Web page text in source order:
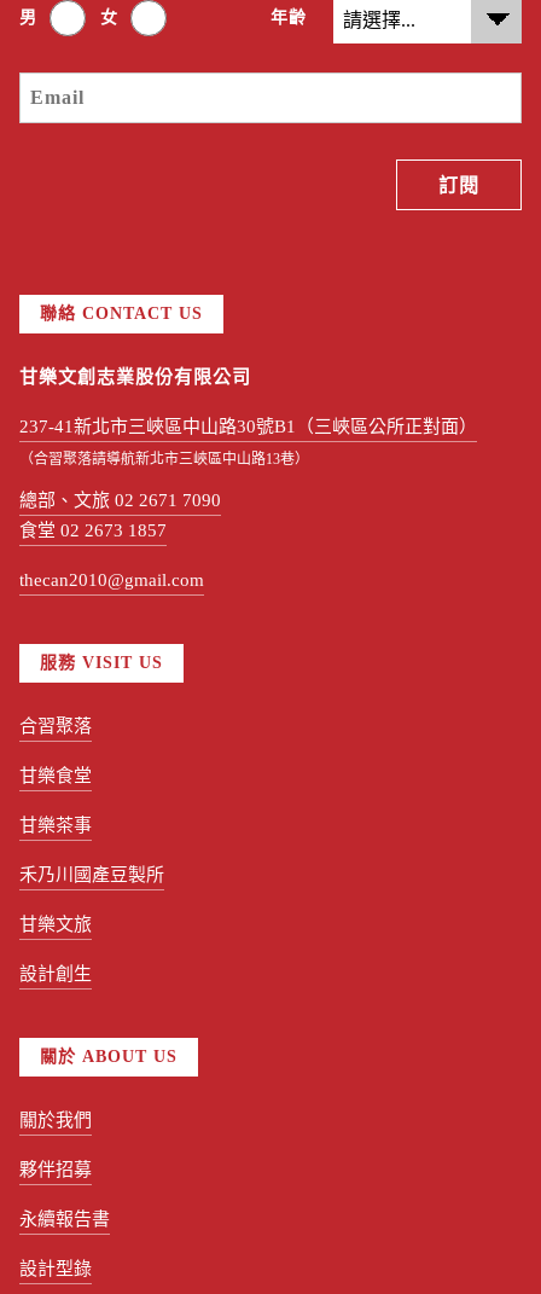
男 女 年齡
聯絡 CONTACT US
甘樂文創志業股份有限公司
237-41新北市三峽區中山路30號B1（三峽區公所正對面）
（合習聚落請導航新北市三峽區中山路13巷）
總部、文旅 02 2671 7090
食堂 02 2673 1857
thecan2010@gmail.com
服務 VISIT US
合習聚落
甘樂食堂
甘樂茶事
禾乃川國產豆製所
甘樂文旅
設計創生
關於 ABOUT US
關於我們
夥伴招募
永續報告書
設計型錄